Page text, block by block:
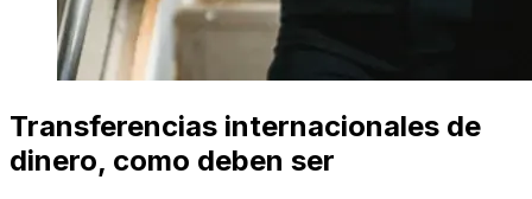
Transferencias internacionales de
dinero, como deben ser